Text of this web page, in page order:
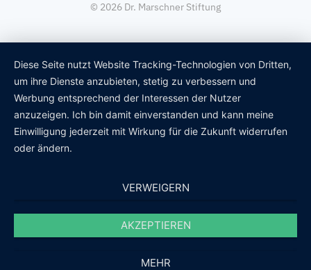
© 2026 Dr. Marschner Stiftung
Diese Seite nutzt Website Tracking-Technologien von Dritten,
um ihre Dienste anzubieten, stetig zu verbessern und
Werbung entsprechend der Interessen der Nutzer
anzuzeigen. Ich bin damit einverstanden und kann meine
Einwilligung jederzeit mit Wirkung für die Zukunft widerrufen
oder ändern.
VERWEIGERN
AKZEPTIEREN
MEHR